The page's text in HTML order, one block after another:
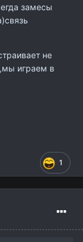
замесы
не
играем в
1